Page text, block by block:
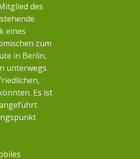
des
eines
zum
in Berlin,
unterwegs
Es ist